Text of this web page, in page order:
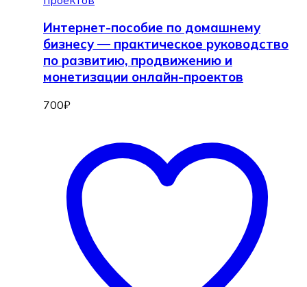
Интернет-пособие по домашнему
бизнесу — практическое руководство
по развитию, продвижению и
монетизации онлайн-проектов
700₽